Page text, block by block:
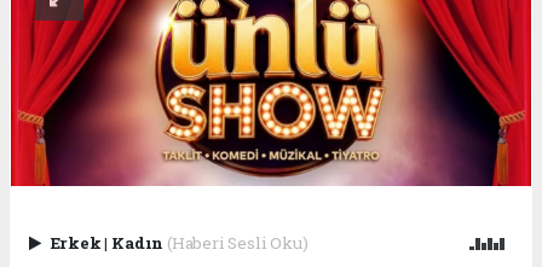
Erkek| Kadın (Haberi Sesli Oku)